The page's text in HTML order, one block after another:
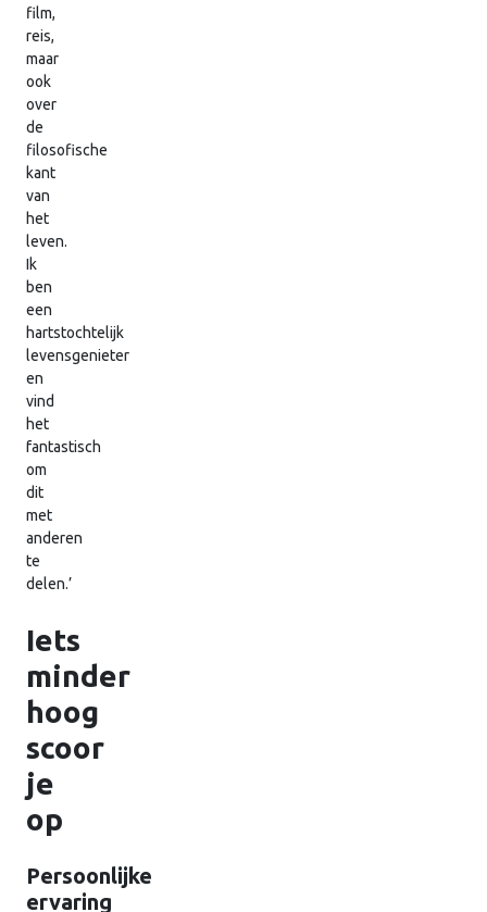
film,
reis,
maar
ook
over
de
filosofische
kant
van
het
leven.
Ik
ben
een
hartstochtelijk
levensgenieter
en
vind
het
fantastisch
om
dit
met
anderen
te
delen.’
Iets
minder
hoog
scoor
je
op
Persoonlijke
ervaring